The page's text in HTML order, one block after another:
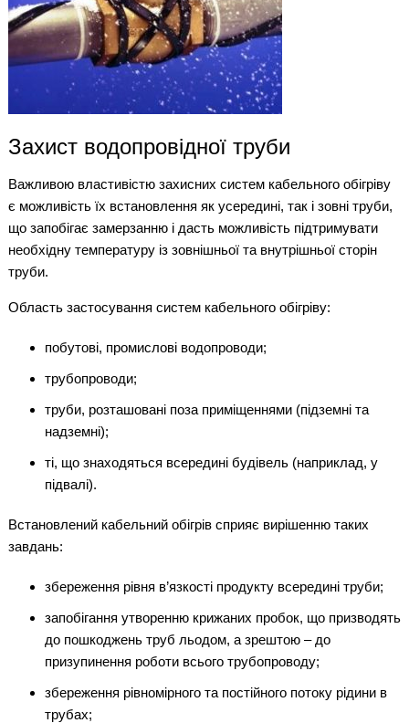
Захист водопровідної труби
Важливою властивістю захисних систем кабельного обігріву
є можливість їх встановлення як усередині, так і зовні труби,
що запобігає замерзанню і дасть можливість підтримувати
необхідну температуру із зовнішньої та внутрішньої сторін
труби.
Область застосування систем кабельного обігріву:
побутові, промислові водопроводи;
трубопроводи;
труби, розташовані поза приміщеннями (підземні та
надземні);
ті, що знаходяться всередині будівель (наприклад, у
підвалі).
Встановлений кабельний обігрів сприяє вирішенню таких
завдань:
збереження рівня в’язкості продукту всередині труби;
запобігання утворенню крижаних пробок, що призводять
до пошкоджень труб льодом, а зрештою – до
призупинення роботи всього трубопроводу;
збереження рівномірного та постійного потоку рідини в
трубах;